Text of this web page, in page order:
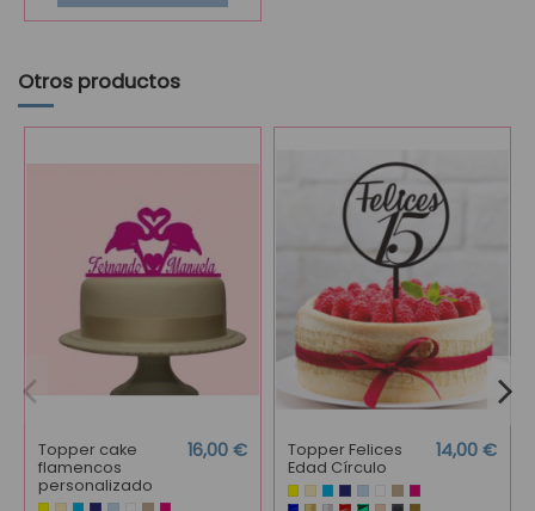
Otros productos
Topper cake
flamencos
personalizado
16,00 € Topper Felices
Edad Círculo
14,00 €